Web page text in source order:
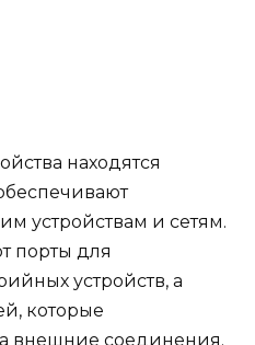
находятся
устройствам и сетям.
порты для
устройств, а
которые
внешние соединения.